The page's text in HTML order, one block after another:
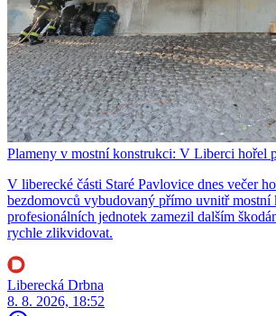
Plameny v mostní konstrukci: V Liberci hořel
V liberecké části Staré Pavlovice dnes večer
bezdomovců vybudovaný přímo uvnitř mostní
profesionálních jednotek zamezil dalším
rychle zlikvidovat.
Liberecká Drbna
8. 8. 2026, 18:52